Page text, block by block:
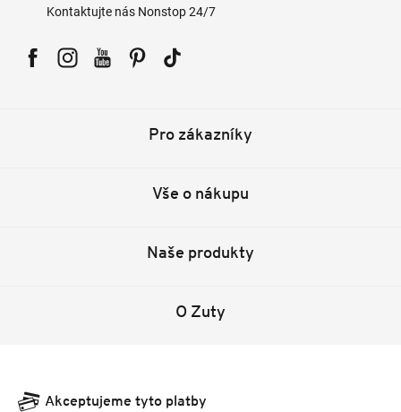
Kontaktujte nás Nonstop 24/7
Pro zákazníky
Vše o nákupu
Naše produkty
O Zuty
Akceptujeme tyto platby